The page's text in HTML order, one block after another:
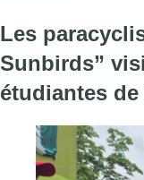
Les
Sunbirds”
étudiantes de